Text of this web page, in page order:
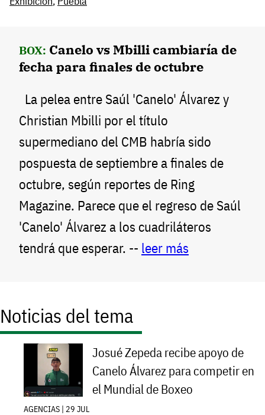
BOX: Canelo vs Mbilli cambiaría de
fecha para finales de octubre
La pelea entre Saúl 'Canelo' Álvarez y
Christian Mbilli por el título
supermediano del CMB habría sido
pospuesta de septiembre a finales de
octubre, según reportes de Ring
Magazine. Parece que el regreso de Saúl
'Canelo' Álvarez a los cuadriláteros
tendrá que esperar. -- leer más
Noticias del tema
Josué Zepeda recibe apoyo de
Canelo Álvarez para competir en
el Mundial de Boxeo
AGENCIAS | 29 JUL